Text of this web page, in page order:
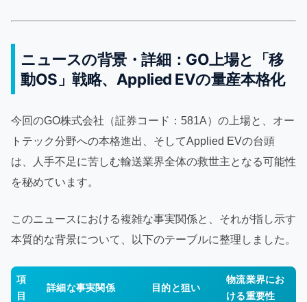
ニュースの背景・詳細：GO上場と「移
動OS」戦略、Applied EVの量産本格化
今回のGO株式会社（証券コード：581A）の上場と、オー
トテック分野への本格進出、そしてApplied EVの台頭
は、人手不足に苦しむ輸送業界全体の救世主となる可能性
を秘めています。
このニュースにおける複雑な事実関係と、それが指し示す
本質的な背景について、以下のテーブルに整理しました。
項
目
詳細な事実関係 目的と狙い
物流業界にお
ける重要性